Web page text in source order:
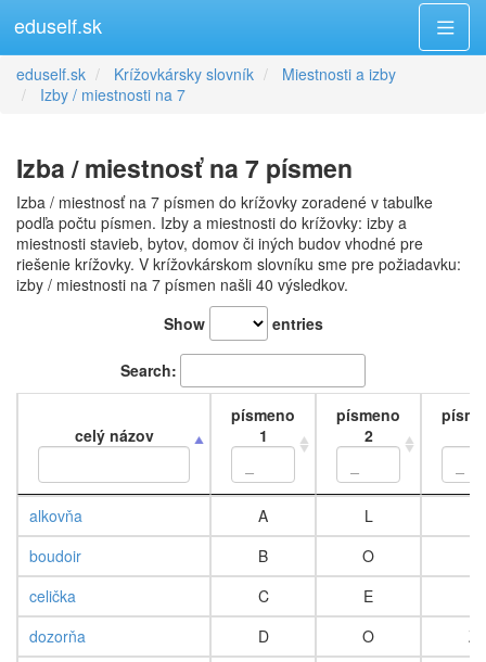
eduself.sk
eduself.sk Krížovkársky slovník
Miestnosti a izby
Izby / miestnosti na 7
Izba / miestnosť na 7 písmen
Izba / miestnosť na 7 písmen do krížovky zoradené v tabuľke
podľa počtu písmen. Izby a miestnosti do krížovky: izby a
miestnosti stavieb, bytov, domov či iných budov vhodné pre
riešenie krížovky. V krížovkárskom slovníku sme pre požiadavku:
izby / miestnosti na 7 písmen našli 40 výsledkov.
Show
entries
Search:
celý názov
písmeno
1
písmeno
2
písmeno
1
písmeno
2
alkovňa A L
boudoir
B O
celička
C E
dozorňa
D O
Z